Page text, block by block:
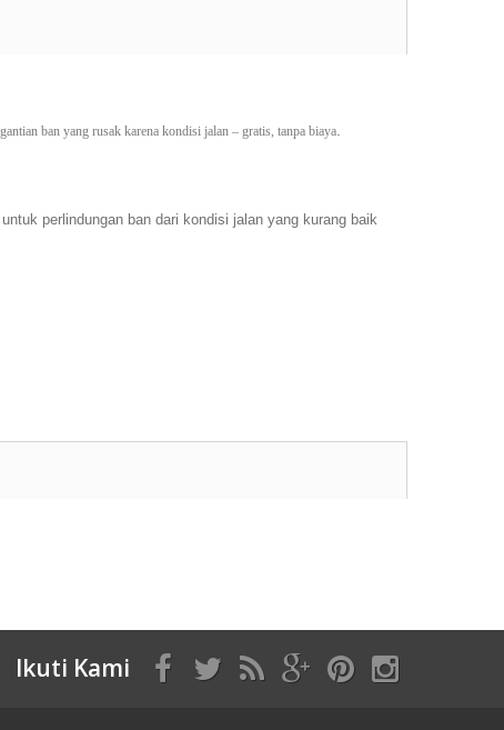
ban yang rusak karena kondisi jalan – gratis, tanpa biaya
perlindungan ban dari kondisi jalan yang kurang baik
Ikuti Kami